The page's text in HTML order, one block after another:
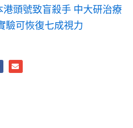
港頭號致盲殺手 中大研治療
驗可恢復七成視力